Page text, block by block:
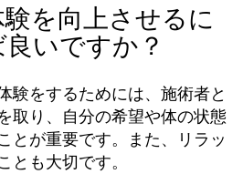
を向上させるに
いですか？
験をするためには、施術者と
取り、自分の希望や体の状態
とが重要です。また、リラッ
とも大切です。